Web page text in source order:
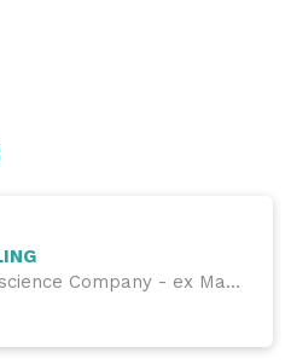
Company - ex Ma Boite à Moustique